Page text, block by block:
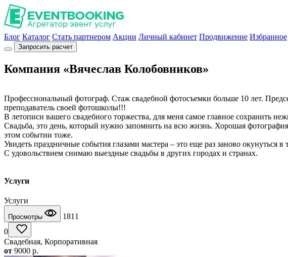
Блог Каталог Стать партнером Акции Личный кабинет Продвижение Избранное
Запросить расчет
Компания «Вячеслав Колобовников»
Профессиональный фотограф. Стаж свадебной фотосъемки больше 10 лет.
преподаватель своей фотошколы!!!
В летописи вашего свадебного торжества, для меня самое главное сохранить
Свадьба, это день, который нужно запомнить на всю жизнь. Хорошая
этом событии тоже.
Увидеть праздничные события глазами мастера – это еще раз заново
С удовольствием снимаю выездные свадьбы в других городах и странах.
Услуги
Услуги
Просмотры
1811
0
Свадебная, Корпоративная
от 9000 p.